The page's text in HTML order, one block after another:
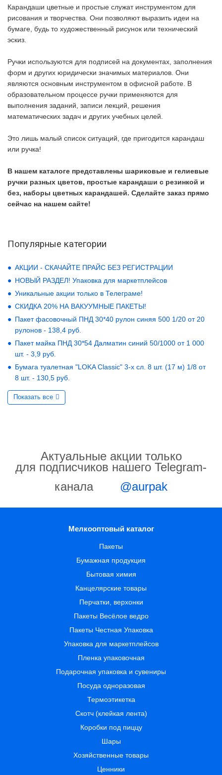
Карандаши цветные и простые служат инструментом для
рисования и творчества. Они позволяют выразить идеи на
бумаге, будь то художественный рисунок или технический
эскиз.
Ручки используются для подписей на документах, заполнения
форм и других юридически значимых материалов. Они
являются основным инструментом в офисной работе. В
образовательном процессе ручки применяются для
выполнения заданий, записи лекций, решения
математических задач и других учебных целей.
Это лишь малый список ситуаций, где пригодится карандаш
или ручка!
В нашем каталоге представлены шариковые и гелиевые
ручки разных цветов, простые карандаши с резинкой и
без, наборы цветных карандашей. Сделайте заказ прямо
сейчас на нашем сайте!
Популярные категории
АКЦИИ - СКАЧАЙТЕ ПРАЙС БЕЗ РЕГИСТРАЦИИ
НОВЫЙ РАЗДЕЛ! Упаковка для маркетплейсов
Уникальные акции только в Телеграме!
СКИДКА 20% НА ВАКУУМНЫЕ ПАКЕТЫ!
Пакет фасовочный ПНД 30*40 рулон синяя 500 1/20 от 20
рулонов - 138,4 руб.
Пакет майка ПНД 30*54 Далматин синий 50/1000 от 1 000
шт. - 3,9 руб.
Бумага туалетная "LOKA Classic" 3-х сл. 8 шт. (17 м) 1/8 от
8 шт. - 130,5 руб.
Показать все
Актуальные акции только
для подписчиков нашего Telegram-
канала
@aurpak
Мелкооптовый каталог
Пакеты
Бумажная продукция
Бытовая химия
Канцелярские товары
Перчатки, верхонки
Пакеты Весёлое ведро
Пакеты Честная Упаковка
Упаковка для маркетплейсов
Пленка упаковочная
Подарочная упаковка и сувениры
Посуда одноразовая
Термоэтикетка
Скотч (клейкая лента)
Коробки под пиццу
Шары
Хозяйственные товары
Ценники